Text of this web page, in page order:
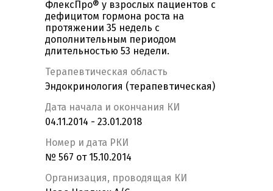
ФлексПро® у взрослых пациентов с
дефицитом гормона роста на
протяжении 35 недель с
дополнительным периодом
длительностью 53 недели.
Терапевтическая область
Эндокринология (терапевтическая)
Дата начала и окончания КИ
04.11.2014 - 23.01.2018
Номер и дата РКИ
№ 567 от 15.10.2014
Организация, проводящая КИ